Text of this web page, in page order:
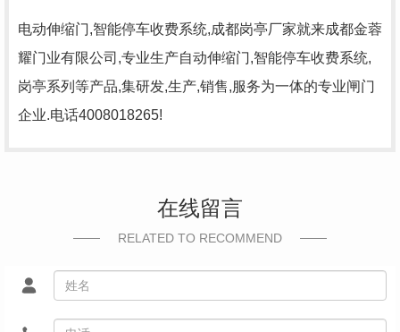
电动伸缩门,智能停车收费系统,成都岗亭厂家就来成都金蓉
耀门业有限公司,专业生产自动伸缩门,智能停车收费系统,
岗亭系列等产品,集研发,生产,销售,服务为一体的专业闸门
企业.电话4008018265!
在线留言
RELATED TO RECOMMEND